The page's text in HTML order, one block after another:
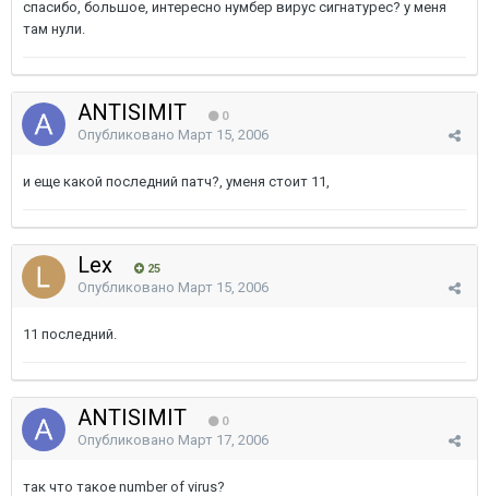
спасибо, большое, интересно нумбер вирус сигнатурес? у меня
там нули.
ANTISIMIT 0
Опубликовано Март 15, 2006
и еще какой последний патч?, уменя стоит 11,
Lex 25
Опубликовано Март 15, 2006
11 последний.
ANTISIMIT 0
Опубликовано Март 17, 2006
так что такое number of virus?